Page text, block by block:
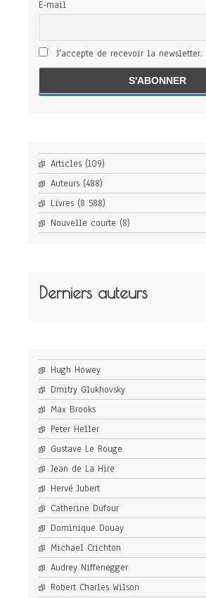
E-mail
J'accepte de recevoir la newsletter.
Articles (109)
Auteurs (488)
Livres (8 588)
Nouvelle courte (8)
Derniers auteurs
Hugh Howey
Dmitry Glukhovsky
Max Brooks
Peter Heller
Gustave Le Rouge
Jean de La Hire
Hervé Jubert
Catherine Dufour
Dominique Douay
Michael Crichton
Audrey Niffenegger
Robert Charles Wilson